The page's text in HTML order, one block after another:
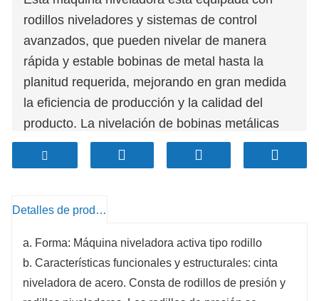
rodillos niveladores y sistemas de control
avanzados, que pueden nivelar de manera
rápida y estable bobinas de metal hasta la
planitud requerida, mejorando en gran medida
la eficiencia de producción y la calidad del
producto. La nivelación de bobinas metálicas
de diferentes especificaciones y materiales se
puede personalizar según las necesidades del
diferentes industrias y proyectos. El uso de
fabricación avanzados garantiza la durabilidad
y confiabilidad del equipo, reduciendo los
costos de mantenimiento y el tiempo de
Detalles de producto
a. Forma: Máquina niveladora activa tipo rodillo
b. Características funcionales y estructurales: cinta
niveladora de acero. Consta de rodillos de presión y